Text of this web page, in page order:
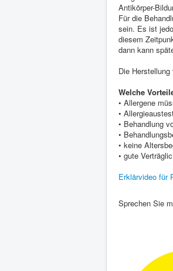
Antikörper-
Für die
sein. Es ist
diesem
dann kann
Die Herstellung
Welche
• Allergene
•
• Behandlung
•
• keine
• gute
Erklärvideo für
Sprechen Sie